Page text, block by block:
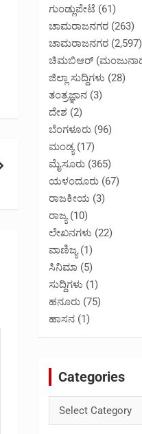
ಗುಂಡ್ಲುಪೇಟೆ (61)
ಚಾಮರಾಜನಗರ (263)
ಚಾಮರಾಜನಗರ (2,597)
ಚಿಮಬಿಆರ್
ಜಿಲ್ಲಾ ಸುದ್ದಿಗಳು (28)
ತಂತ್ರಜ್ಞಾನ (3)
ದೇಶ (2)
ಬೆಂಗಳೂರು (96)
ಮಂಡ್ಯ(17)
ಮೈಸೂರು (365)
ಯಳಂದೂರು (67)
ರಾಜಕೀಯ (3)
ರಾಜ್ಯ(10)
ಲೇಖನಗಳು (22)
ವಾಣಿಜ್ಯ(1)
ಸಿನಿಮಾ (5)
ಸುದ್ದಿಗಳು (1)
ಹನೂರು (75)
ಹಾಸನ (1)
Categories